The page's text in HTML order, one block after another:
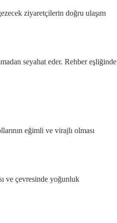
ziyaretçilerin doğru ulaşım
seyahat eder. Rehber eşliğinde
eğimli ve virajlı olması
ve çevresinde yoğunluk